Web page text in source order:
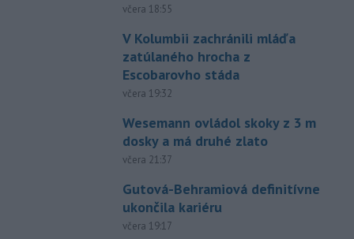
včera 18:55
V Kolumbii zachránili mláďa
zatúlaného hrocha z
Escobarovho stáda
včera 19:32
Wesemann ovládol skoky z 3 m
dosky a má druhé zlato
včera 21:37
Gutová-Behramiová definitívne
ukončila kariéru
včera 19:17